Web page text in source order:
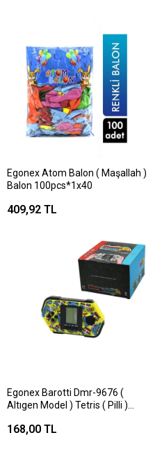
Egonex Atom Balon ( Maşallah )
Balon 100pcs*1x40
409,92 TL
Egonex Barotti Dmr-9676 (
Altıgen Model ) Tetris ( Pilli )
Ekranlı ) ( Brıck Game )*12x16
168,00 TL